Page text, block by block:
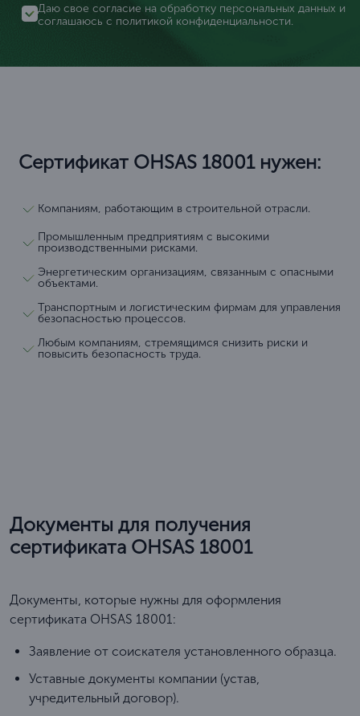
Даю свое согласие на обработку персональных данных и
соглашаюсь с политикой конфиденциальности.
Сертификат OHSAS 18001 нужен:
Компаниям, работающим в строительной отрасли.
Промышленным предприятиям с высокими
производственными рисками.
Энергетическим организациям, связанным с опасными
объектами.
Транспортным и логистическим фирмам для управления
безопасностью процессов.
Любым компаниям, стремящимся снизить риски и
повысить безопасность труда.
Документы для получения
сертификата OHSAS 18001
Документы, которые нужны для оформления
сертификата OHSAS 18001:
Заявление от соискателя установленного образца.
Уставные документы компании (устав,
учредительный договор).